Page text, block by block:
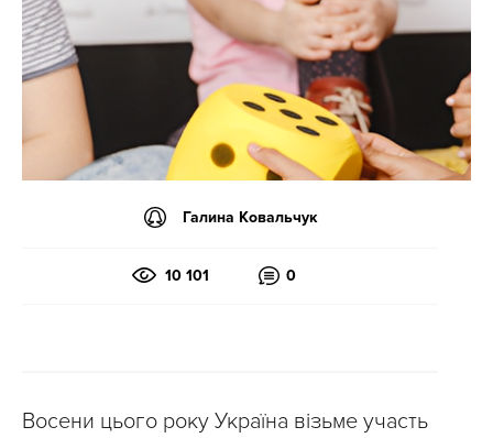
Галина Ковальчук
10 101 0
Восени цього року Україна візьме участь